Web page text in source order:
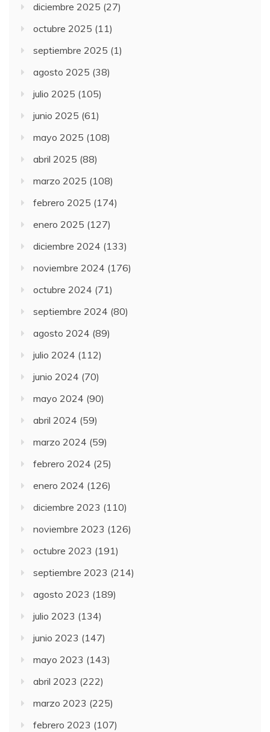
diciembre 2025 (27)
octubre 2025 (11)
septiembre 2025 (1)
agosto 2025 (38)
julio 2025 (105)
junio 2025 (61)
mayo 2025 (108)
abril 2025 (88)
marzo 2025 (108)
febrero 2025 (174)
enero 2025 (127)
diciembre 2024 (133)
noviembre 2024 (176)
octubre 2024 (71)
septiembre 2024 (80)
agosto 2024 (89)
julio 2024 (112)
junio 2024 (70)
mayo 2024 (90)
abril 2024 (59)
marzo 2024 (59)
febrero 2024 (25)
enero 2024 (126)
diciembre 2023 (110)
noviembre 2023 (126)
octubre 2023 (191)
septiembre 2023 (214)
agosto 2023 (189)
julio 2023 (134)
junio 2023 (147)
mayo 2023 (143)
abril 2023 (222)
marzo 2023 (225)
febrero 2023 (107)